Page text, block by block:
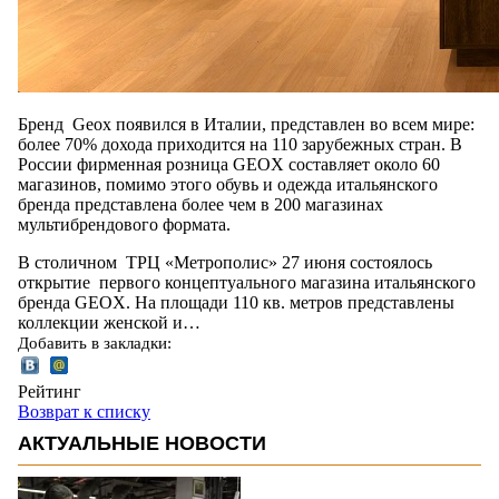
Бренд Geox появился в Италии, представлен во всем мире:
более 70% дохода приходится на 110 зарубежных стран. В
России фирменная розница GEOX составляет около 60
магазинов, помимо этого обувь и одежда итальянского
бренда представлена более чем в 200 магазинах
мультибрендового формата.
В столичном ТРЦ «Метрополис» 27 июня состоялось
открытие первого концептуального магазина итальянского
бренда GEOX. На площади 110 кв. метров представлены
коллекции женской и…
Добавить в закладки:
Рейтинг
Возврат к списку
АКТУАЛЬНЫЕ НОВОСТИ